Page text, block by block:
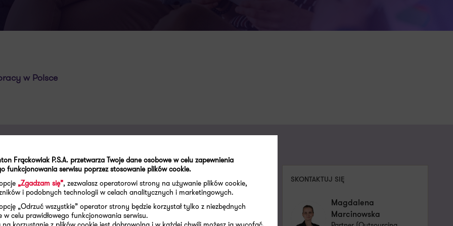
w Polsce
wyzwaniach
kadr i płac
SKONTAKTUJ SIĘ
Magdalena
Marcinowska
Frąckowiak P.S.A. przetwarza Twoje dane osobowe w celu zapewnienia
funkcjonowania serwisu poprzez stosowanie plików cookie.
„Zgadzam się”, zezwalasz operatorowi strony na używanie plików cookie,
i podobnych technologii w celach analitycznych i marketingowych.
„Odrzuć wszystkie” operator strony będzie korzystał tylko z niezbędnych
w celu prawidłowego funkcjonowania serwisu.